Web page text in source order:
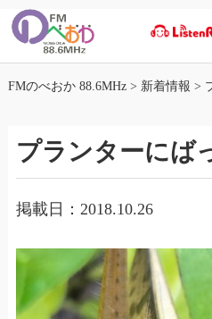
FMのべおか 88.6MHz> 新着情報 >
プランターにば
掲載日：2018.10.26